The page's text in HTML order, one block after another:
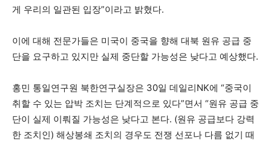
게 우리의 일관된 입장”이라고 밝혔다.
이에 대해 전문가들은 미국이 중국을 향해 대북 원유 공급 중
단을 요구하고 있지만 실제 중단할 가능성은 낮다고 예상했다.
홍민 통일연구원 북한연구실장은 30일 데일리NK에 “중국이
취할 수 있는 압박 조치는 단계적으로 있다”면서 “원유 공급 중
단이 실제 이뤄질 가능성은 낮다고 본다. (원유 공급보다 강력
한 조치인) 해상봉쇄 조치의 경우도 전쟁 선포나 다름 없기 때